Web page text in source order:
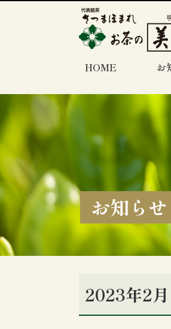
HOME お
お知らせ
2023年2月